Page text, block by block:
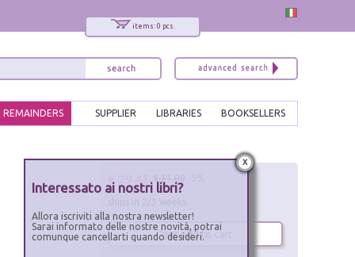
items: 0 pcs.
BOOKSELLERS
LIBRARIES
SUPPLIER
REMAINDERS
€ 29.45
add to cart
x
Interessato ai nostri libri?
Allora iscriviti alla nostra newsletter!
Sarai informato delle nostre novità, potrai
comunque cancellarti quando desideri.